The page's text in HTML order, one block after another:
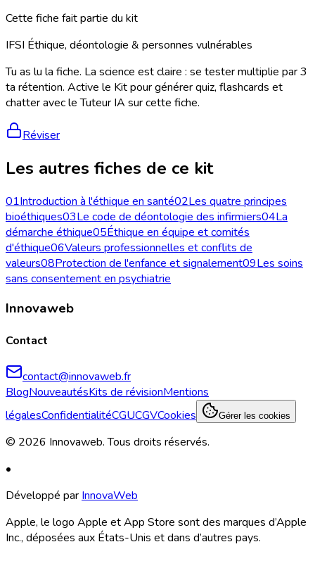
Cette fiche fait partie du kit
IFSI Éthique, déontologie & personnes vulnérables
Tu as lu la fiche. La science est claire : se tester multiplie par 3
ta rétention. Active le Kit pour générer quiz, flashcards et
chatter avec le Tuteur IA sur cette fiche.
Réviser
Les autres fiches de ce kit
01Introduction à l'éthique en santé02Les quatre principes
bioéthiques03Le code de déontologie des infirmiers04La
démarche éthique05Éthique en équipe et comités
d'éthique06Valeurs professionnelles et conflits de
valeurs08Protection de l'enfance et signalement09Les soins
sans consentement en psychiatrie
Innovaweb
Contact
contact@innovaweb.fr
BlogNouveautésKits de révisionMentions
légalesConfidentialitéCGUCGVCookies Gérer les cookies
© 2026 Innovaweb.Tous droits réservés.
•
Développé par InnovaWeb
Apple, le logo Apple et App Store sont des marques d’Apple
Inc., déposées aux États-Unis et dans d’autres pays.